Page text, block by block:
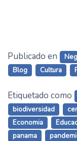
Publicado en
Blog
Cultura
Etiquetado como
biodiversidad
Economia
panama